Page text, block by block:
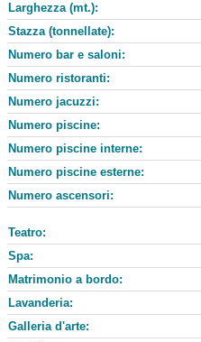
Larghezza (mt.):
Stazza (tonnellate):
Numero bar e saloni:
Numero ristoranti:
Numero jacuzzi:
Numero piscine:
Numero piscine interne:
Numero piscine esterne:
Numero ascensori:
Teatro:
Spa:
Matrimonio a bordo:
Lavanderia:
Galleria d'arte: